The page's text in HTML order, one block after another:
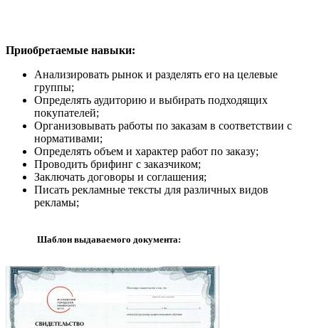
Приобретаемые навыки:
Анализировать рынок и разделять его на целевые
группы;
Определять аудиторию и выбирать подходящих
покупателей;
Организовывать работы по заказам в соответствии с
нормативами;
Определять объем и характер работ по заказу;
Проводить брифинг с заказчиком;
Заключать договоры и соглашения;
Писать рекламные тексты для различных видов
рекламы;
Шаблон выдаваемого документа: